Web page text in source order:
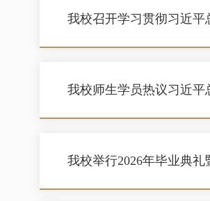
我校召开学习贯彻习近平
我校师生学员热议习近平
我校举行2026年毕业典